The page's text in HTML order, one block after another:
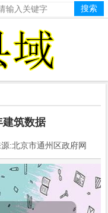
建筑数据
京市通州区政府网